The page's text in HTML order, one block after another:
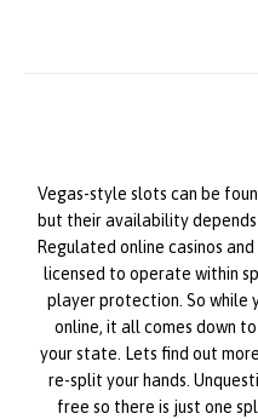
Vegas-style slots can be
but their availability
Regulated online casinos
licensed to operate within
player protection. So while
online, it all comes down
your state. Lets find out
re-split your hands.
free so there is just one